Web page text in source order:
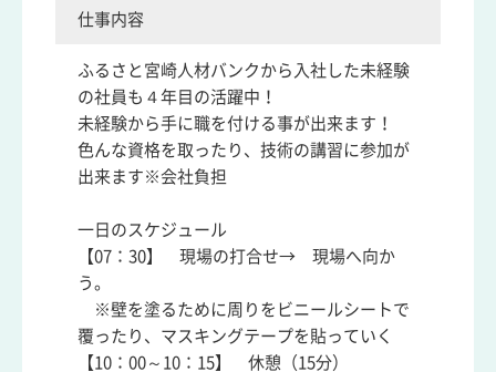
仕事内容
ふるさと宮崎人材バンクから入社した未経験
の社員も４年目の活躍中！
未経験から手に職を付ける事が出来ます！
色んな資格を取ったり、技術の講習に参加が
出来ます※会社負担
一日のスケジュール
【07：30】 現場の打合せ→ 現場へ向か
う。
※壁を塗るために周りをビニールシートで
覆ったり、マスキングテープを貼っていく
【10：00～10：15】 休憩（15分）